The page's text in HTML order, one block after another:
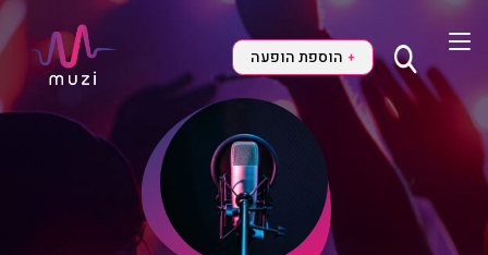
+ הוספת הופעה